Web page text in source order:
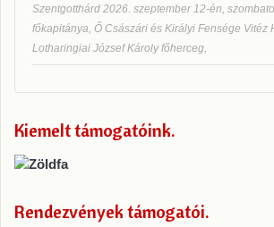
Szentgotthárd 2026. szeptember 12-én,
főkapitánya, Ő Császári és Királyi Fensége Vitéz
Lotharingiai József Károly főherceg,
Kiemelt támogatóink
Rendezvények támogatói